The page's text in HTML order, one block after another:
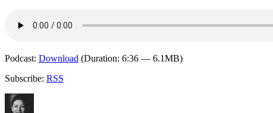
Podcast: Download (Duration: 6:36 — 6.1MB)
Subscribe: RSS